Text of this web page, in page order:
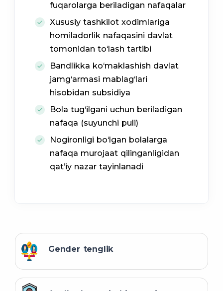
fuqarolarga beriladigan nafaqalar
Xususiy tashkilot xodimlariga
homiladorlik nafaqasini davlat
tomonidan to‘lash tartibi
Bandlikka ko‘maklashish davlat
jamg‘armasi mablag‘lari
hisobidan subsidiya
Bola tug‘ilgani uchun beriladigan
nafaqa (suyunchi puli)
Nogironligi bo‘lgan bolalarga
nafaqa murojaat qilinganligidan
qat’iy nazar tayinlanadi
Gender tenglik